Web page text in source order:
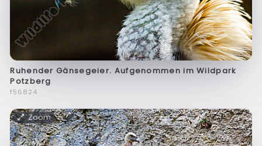
Ruhender Gänsegeier. Aufgenommen im Wildpark
Potzberg
f56824
Zoom